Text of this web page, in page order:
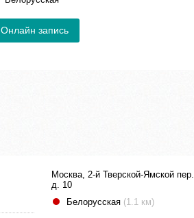
Онлайн запись
Москва, 2-й Тверской-Ямской пер.
д. 10
Белорусская (1.1 км)